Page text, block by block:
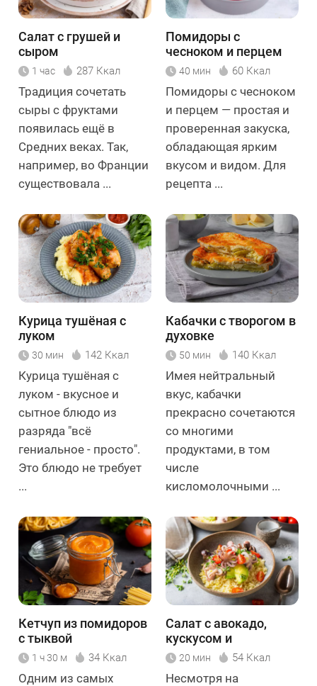
Салат с грушей и
сыром
1 час 287 Ккал
Традиция сочетать
сыры с фруктами
появилась ещё в
Средних веках. Так,
например, во Франции
существовала ...
Помидоры с
чесноком и перцем
40 мин 60 Ккал
Помидоры с чесноком
и перцем — простая и
проверенная закуска,
обладающая ярким
вкусом и видом. Для
рецепта ...
Курица тушёная с
луком
30 мин 142 Ккал
Курица тушёная с
луком - вкусное и
сытное блюдо из
разряда "всё
гениальное - просто".
Это блюдо не требует
...
Кабачки с творогом в
духовке
50 мин 140 Ккал
Имея нейтральный
вкус, кабачки
прекрасно сочетаются
со многими
продуктами, в том
числе
кисломолочными ...
Кетчуп из помидоров
с тыквой
1 ч 30 м 34 Ккал
Одним из самых
Салат с авокадо,
кускусом и
осьминогом
20 мин 54 Ккал
Несмотря на